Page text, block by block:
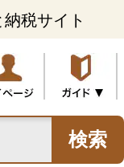
税サイト
検索